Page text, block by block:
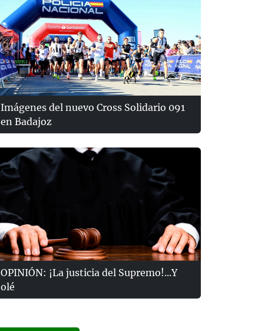
Imágenes del nuevo Cross Solidario 091
en Badajoz
OPINIÓN: ¡La justicia del Supremo!...Y
olé